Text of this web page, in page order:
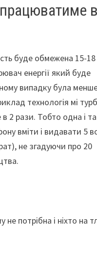
буде обмежена 15-18
енергії який буде
випадку була
технологія мі
2 рази. Тобто одна і
вміти і видавати 5
не згадуючи про 20
потрібна і ніхто на